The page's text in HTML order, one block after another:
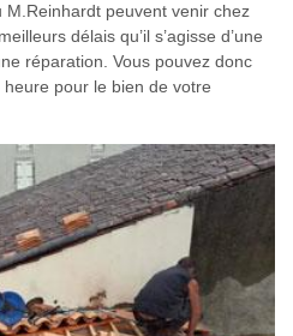
peuvent venir chez
délais qu’il s’agisse d’une
réparation. Vous pouvez donc
pour le bien de votre